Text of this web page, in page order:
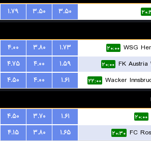
۳.۵۰ ۳.۵۰
۱.۷۹
WSG ۲۰:۰۰ ۱.۷۳ ۳.۸۰
۴.۰۰
FK Austria ۲۰:۰۰ ۱.۵۹ ۴.۰۰
۴.۷۵
Wacker ۲۲:۰۰ ۱.۶۱ ۴.۰۰
۴.۵۰
۲۰:۰۰ ۱.۶۱ ۳.۷۰
۴.۵۰
FC ۲۰:۳۰ ۱.۶۵ ۳.۸۰
۴.۱۵